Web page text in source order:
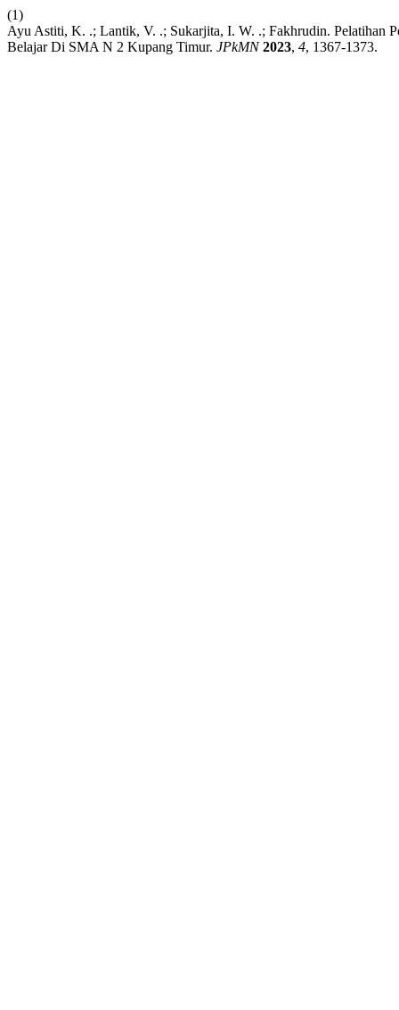
(1)
Ayu Astiti, K. .; Lantik, V. .; Sukarjita, I. W. .; Fakhrudin. Pelatihan
Belajar Di SMA N 2 Kupang Timur. JPkMN 2023, 4, 1367-1373.